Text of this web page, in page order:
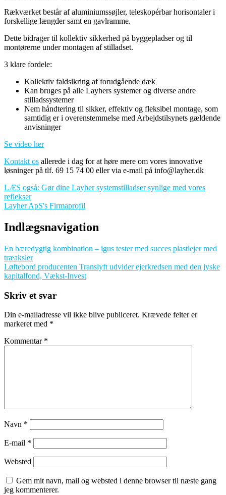
Rækværket består af aluminiumssøjler, teleskopérbar horisontaler i
forskellige længder samt en gavlramme.
Dette bidrager til kollektiv sikkerhed på byggepladser og til
montørerne under montagen af stilladset.
3 klare fordele:
Kollektiv faldsikring af forudgående dæk
Kan bruges på alle Layhers systemer og diverse andre
stilladssystemer
Nem håndtering til sikker, effektiv og fleksibel montage, som
samtidig er i overenstemmelse med Arbejdstilsynets gældende
anvisninger
Se video her
Kontakt os allerede i dag for at høre mere om vores innovative
løsninger på tlf. 69 15 74 00 eller via e-mail på info@layher.dk
LÆS også: Gør dine Layher systemstilladser synlige med vores
reflekser
Layher ApS's Firmaprofil
Indlægsnavigation
En bæredygtig kombination – igus tester med succes plastlejer med
træaksler
Løftebord producenten Translyft udvider ejerkredsen med den jyske
kapitalfond, Vækst-Invest
Skriv et svar
Din e-mailadresse vil ikke blive publiceret. Krævede felter er
markeret med *
Kommentar *
Navn *
E-mail *
Websted
Gem mit navn, mail og websted i denne browser til næste gang
jeg kommenterer.